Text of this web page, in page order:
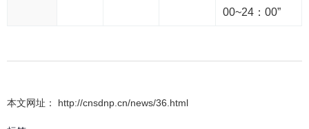
00~24：00”
本文网址： http://cnsdnp.cn/news/36.html